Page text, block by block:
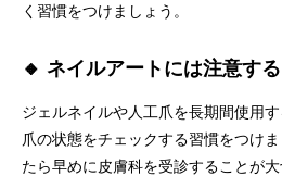
く習慣をつけましょう。
🔸 ネイルアートには注意する
ジェルネイルや人工爪を長期間使用
爪の状態をチェックする習慣をつけ
たら早めに皮膚科を受診することが大